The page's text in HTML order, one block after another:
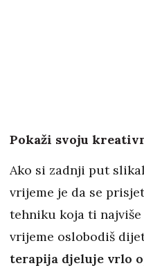
Pokaži svoju
Ako si zadnji put
vrijeme je da se
tehniku koja ti
vrijeme oslobodiš
terapija djeluje vrlo